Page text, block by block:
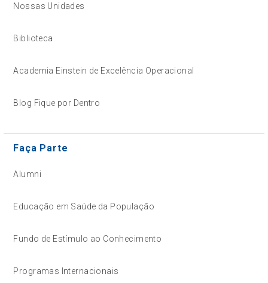
Nossas Unidades
Biblioteca
Academia Einstein de Excelência Operacional
Blog Fique por Dentro
Faça Parte
Alumni
Educação em Saúde da População
Fundo de Estímulo ao Conhecimento
Programas Internacionais